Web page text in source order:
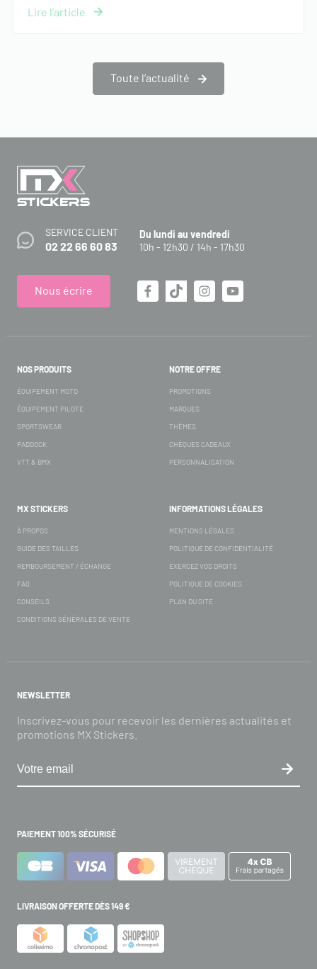
Toute l’actualité
SERVICE CLIENT
02 22 66 60 83
Du lundi au vendredi
10h - 12h30 / 14h - 17h30
Nous écrire
NOS PRODUITS
ÉQUIPEMENT MOTO
ÉQUIPEMENT PILOTE
SPORTSWEAR
PADDOCK
VTT & BMX
NOTRE OFFRE
PROMOTIONS
MARQUES
THÈMES
CHÈQUES CADEAUX
PERSONNALISATION
MX STICKERS
À PROPOS
GUIDE DES TAILLES
REMBOURSEMENT / ÉCHANGE
FAQ
CONSEILS
CONDITIONS GÉNÉRALES DE VENTE
INFORMATIONS LÉGALES
MENTIONS LÉGALES
POLITIQUE DE CONFIDENTIALITÉ
EXERCEZ VOS DROITS
POLITIQUE DE COOKIES
PLAN DU SITE
NEWSLETTER
Inscrivez-vous pour recevoir les dernières actualités et
promotions MX Stickers.
PAIEMENT 100% SÉCURISÉ
LIVRAISON OFFERTE DÈS 149 €